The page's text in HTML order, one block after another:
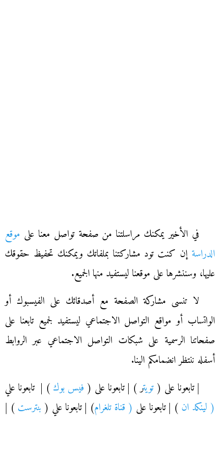
في الأخير يمكنك مراسلتنا من صفحة تواصل معنا على موقع
الدراسة إن كنت تود مشاركتنا بملفاتك ويمكنك تحفيظ حقوقك
عليها، وسننشرها على موقعنا ليستفيد منها الجميع.
لا تنسى مشاركة الصفحة مع أصدقائك على الفيسبوك أو
الواتساب أو مواقع التواصل الاجتماعي ليستفيد لجميع تابعنا على
صفحاتنا الرسمية على شبكات التواصل الاجتماعي عبر الروابط
أسفله ننتظر انضمامكم الينا.
| تابعونا على ( تويتر ) | تابعونا على ( فيس بوك ) | تابعونا علي
( لينكد ان ) | تابعونا على ( قناة تلغرام) | تابعونا علي ( بنترست ) |